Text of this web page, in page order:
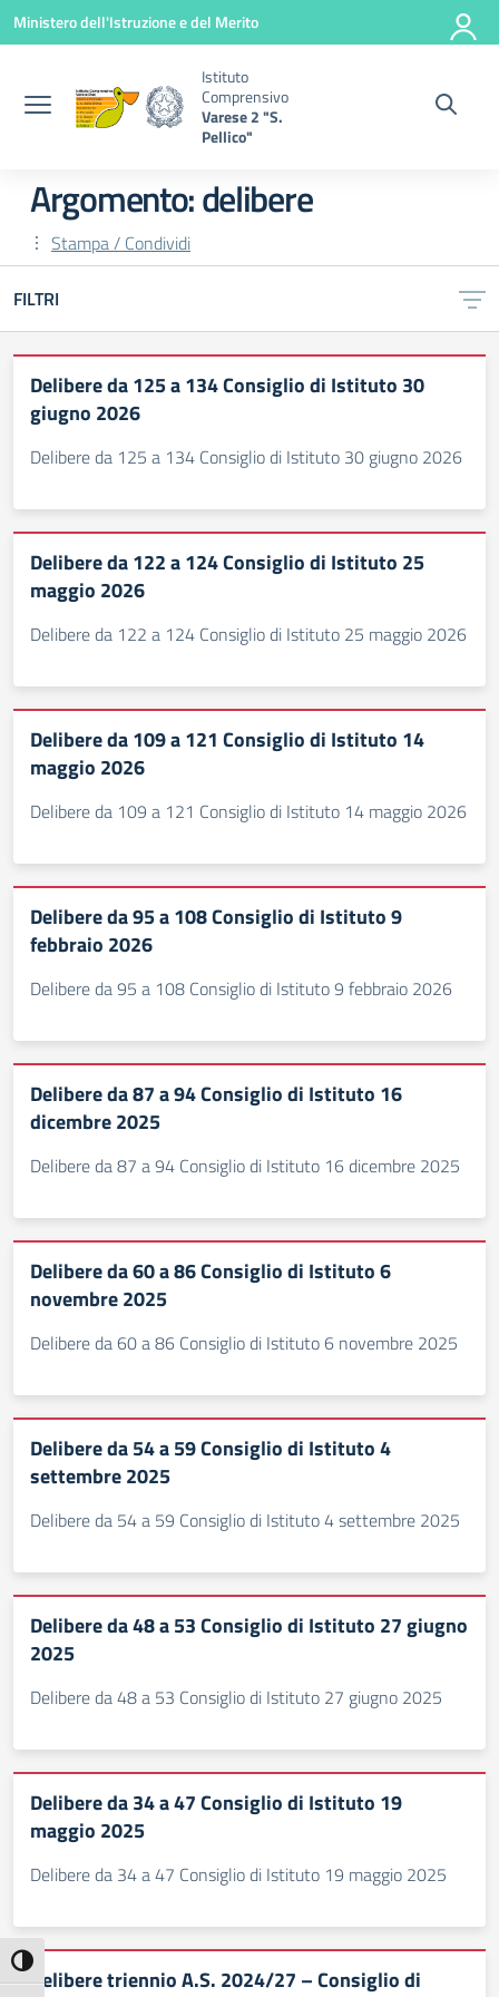
Attiva/disattiva alto contrasto
Vai ai contenuti
Vai al menu di navigazione
Vai al footer
Ministero dell'Istruzione e del Merito
Istituto
Comprensivo
Varese 2 "S.
Pellico"
Argomento: delibere
Stampa / Condividi
FILTRI
Delibere da 125 a 134 Consiglio di Istituto 30
giugno 2026
Delibere da 125 a 134 Consiglio di Istituto 30 giugno 2026
Delibere da 122 a 124 Consiglio di Istituto 25
maggio 2026
Delibere da 122 a 124 Consiglio di Istituto 25 maggio 2026
Delibere da 109 a 121 Consiglio di Istituto 14
maggio 2026
Delibere da 109 a 121 Consiglio di Istituto 14 maggio 2026
Delibere da 95 a 108 Consiglio di Istituto 9
febbraio 2026
Delibere da 95 a 108 Consiglio di Istituto 9 febbraio 2026
Delibere da 87 a 94 Consiglio di Istituto 16
dicembre 2025
Delibere da 87 a 94 Consiglio di Istituto 16 dicembre 2025
Delibere da 60 a 86 Consiglio di Istituto 6
novembre 2025
Delibere da 60 a 86 Consiglio di Istituto 6 novembre 2025
Delibere da 54 a 59 Consiglio di Istituto 4
settembre 2025
Delibere da 54 a 59 Consiglio di Istituto 4 settembre 2025
Delibere da 48 a 53 Consiglio di Istituto 27 giugno
2025
Delibere da 48 a 53 Consiglio di Istituto 27 giugno 2025
Delibere da 34 a 47 Consiglio di Istituto 19
maggio 2025
Delibere da 34 a 47 Consiglio di Istituto 19 maggio 2025
Delibere triennio A.S. 2024/27 – Consiglio di